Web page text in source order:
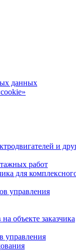
данных
и
работ
для
управления
объекте заказчика
управления